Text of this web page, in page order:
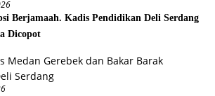
Berjamaah. Kadis Pendidikan Deli Serdang
Dicopot